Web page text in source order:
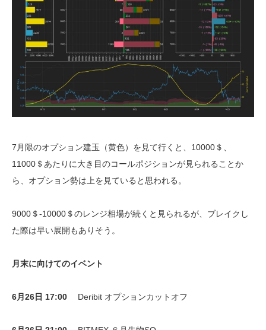
7月限のオプション建玉（黄色）を見て行くと、10000＄、
11000＄あたりに大き目のコールポジションが見られることか
ら、オプション勢は上を見ていると思われる。
9000＄-10000＄のレンジ相場が続くと見られるが、ブレイクし
た際は早い展開もありそう。
月末に向けてのイベント
6月26日 17:00 Deribit オプションカットオフ